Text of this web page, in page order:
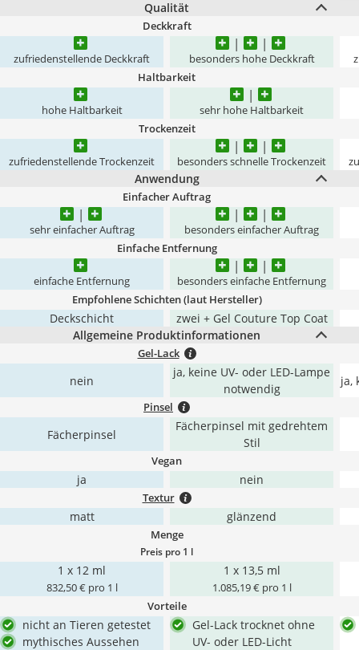
Qualität
Deckkraft
zufriedenstellende Deckkraft besonders hohe Deckkraft
Haltbarkeit
hohe Haltbarkeit sehr hohe Haltbarkeit
Trockenzeit
zufriedenstellende Trockenzeit besonders schnelle Trockenzeit
Anwendung
Einfacher Auftrag
sehr einfacher Auftrag besonders einfacher Auftrag
Einfache Entfernung
einfache Entfernung besonders einfache Entfernung
Empfohlene Schichten (laut Hersteller)
Deckschicht
zwei + Gel Couture Top Coat
Allgemeine Produktinformationen
Gel-Lack
nein
ja, keine UV- oder LED-Lampe
notwendig
ja,
Pinsel
Fächerpinsel
Fächerpinsel mit gedrehtem
Stil
Vegan
ja nein
Textur
matt glänzend
Menge
Preis pro 1 l
1 x 12 ml
832,50 € pro 1 l
1 x 13,5 ml
1.085,19 € pro 1 l
Vorteile
nicht an Tieren getestet
mythisches Aussehen
Gel-Lack trocknet ohne
UV- oder LED-Licht